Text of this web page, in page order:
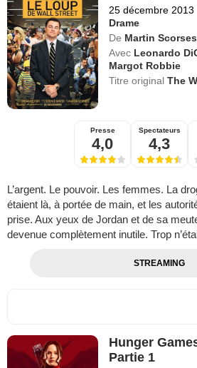
25 décembre 2013
Drame
De Martin
Avec Leonardo
Margot Robbie
Titre originalThe
Presse
4,0
Spectateurs
4,3
L’argent. Le pouvoir. Les femmes. La
étaient là, à portée de main, et les
prise. Aux yeux de Jordan et de sa
devenue complètement inutile. Trop
STREAMING
Hunger
Partie 1